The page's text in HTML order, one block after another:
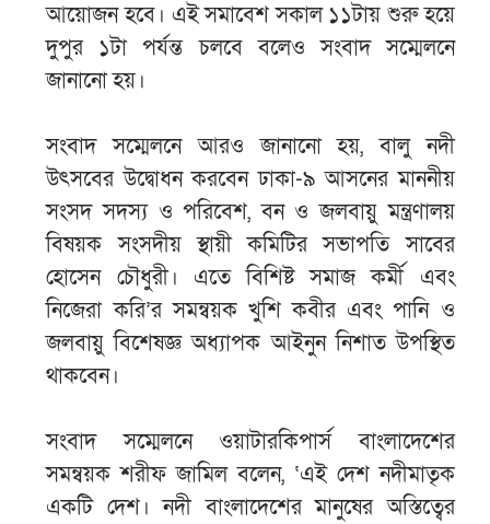
আয়োজন হবে। এই সমাবেশ সকাল ১১টায় শুরু হয়ে
দুপুর ১টা পর্যন্ত চলবে বলেও সংবাদ সম্মেলনে
জানানো হয়।
সংবাদ সম্মেলনে আরও জানানো হয়, বালু নদী
উৎসবের উদ্বোধন করবেন ঢাকা-৯ আসনের মাননীয়
সংসদ সদস্য ও পরিবেশ, বন ও জলবায়ু মন্ত্রণালয়
বিষয়ক সংসদীয় স্থায়ী কমিটির সভাপতি সাবের
হোসেন চৌধুরী। এতে বিশিষ্ট সমাজ কর্মী এবং
নিজেরা করি’র সমন্বয়ক খুশি কবীর এবং পানি ও
জলবায়ু বিশেষজ্ঞ অধ্যাপক আইনুন নিশাত উপস্থিত
থাকবেন।
সংবাদ সম্মেলনে ওয়াটারকিপার্স বাংলাদেশের
সমন্বয়ক শরীফ জামিল বলেন, ‘এই দেশ নদীমাতৃক
একটি দেশ। নদী বাংলাদেশের মানুষের অস্তিত্বের